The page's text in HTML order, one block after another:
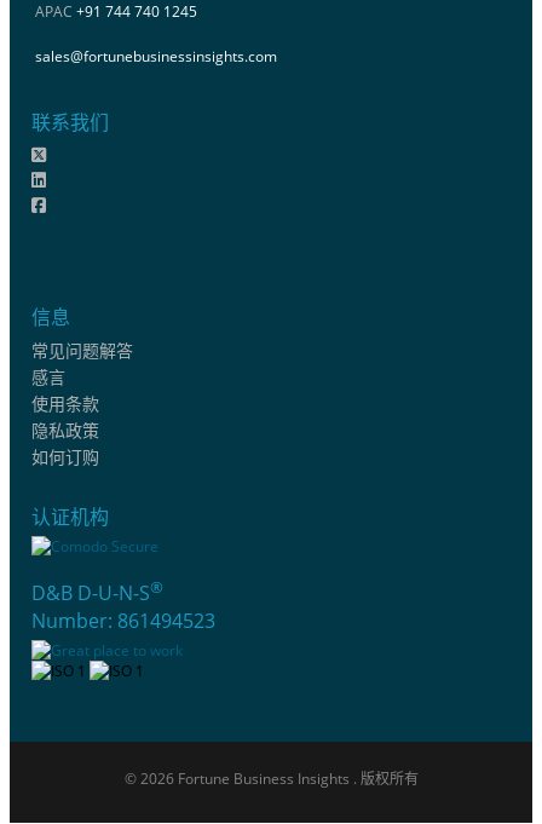
APAC +91 744 740 1245
sales@fortunebusinessinsights.com
联系我们
信息
常见问题解答
感言
使用条款
隐私政策
如何订购
认证机构
D&B D-U-N-S®
Number: 861494523
© 2026 Fortune Business Insights . 版权所有